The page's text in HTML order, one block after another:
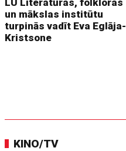
un mākslas institūtu
turpinās vadīt Eva Eglāja-
Kristsone
KINO/TV